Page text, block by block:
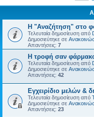
Η "Αναζήτηση" στο
Τελευταία δημοσίευση από
Δημοσιεύτηκε σε
Απαντήσεις: 7
H τροφή σαν
Τελευταία δημοσίευση από
Δημοσιεύτηκε σε
Απαντήσεις: 42
Εγχειρίδιο μελών &
Τελευταία δημοσίευση από
Δημοσιεύτηκε σε
Απαντήσεις: 23